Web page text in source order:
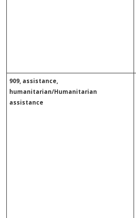
909, assistance,
humanitarian/Humanitarian
assistance